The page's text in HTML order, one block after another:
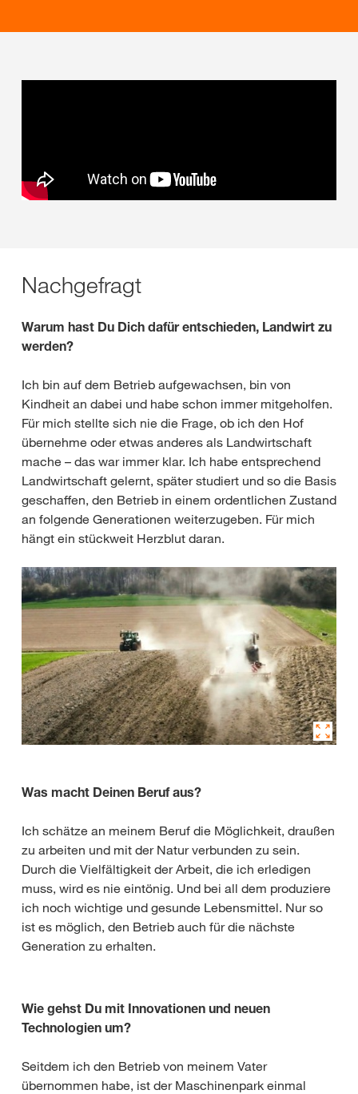
Nachgefragt
Warum hast Du Dich dafür entschieden, Landwirt zu
werden?
Ich bin auf dem Betrieb aufgewachsen, bin von
Kindheit an dabei und habe schon immer mitgeholfen.
Für mich stellte sich nie die Frage, ob ich den Hof
übernehme oder etwas anderes als Landwirtschaft
mache – das war immer klar. Ich habe entsprechend
Landwirtschaft gelernt, später studiert und so die Basis
geschaffen, den Betrieb in einem ordentlichen Zustand
an folgende Generationen weiterzugeben. Für mich
hängt ein stückweit Herzblut daran.
Was macht Deinen Beruf aus?
Ich schätze an meinem Beruf die Möglichkeit, draußen
zu arbeiten und mit der Natur verbunden zu sein.
Durch die Vielfältigkeit der Arbeit, die ich erledigen
muss, wird es nie eintönig. Und bei all dem produziere
ich noch wichtige und gesunde Lebensmittel. Nur so
ist es möglich, den Betrieb auch für die nächste
Generation zu erhalten.
Wie gehst Du mit Innovationen und neuen
Technologien um?
Seitdem ich den Betrieb von meinem Vater
übernommen habe, ist der Maschinenpark einmal